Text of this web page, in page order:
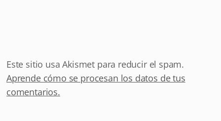
Este sitio usa Akismet para reducir el spam.
Aprende cómo se procesan los datos de tus
comentarios.